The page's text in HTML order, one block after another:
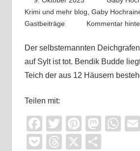
Krimi und mehr blog Gaby
Gastbeiträge
Kommentar
Der selbsternannten
auf Sylt ist tot. Bendik Budde
Teich der aus 12 Häusern
Teilen mit:
Facebook
TwitterPinterest
PocketThreads
X